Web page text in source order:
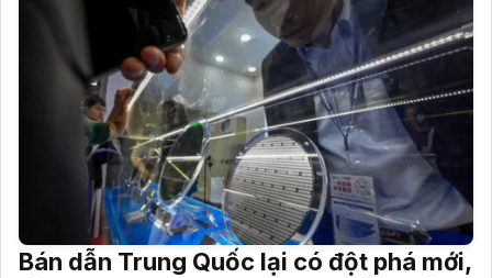
Bán dẫn Trung Quốc lại có đột phá mới,